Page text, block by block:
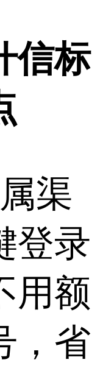
信标
渠
登录
用额
，省